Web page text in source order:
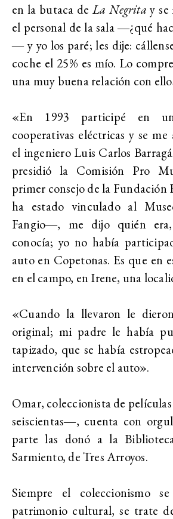
en la butaca deLa Negrita y
el personal de la sala ―¿qué
― y yo los paré; les dije:
coche el 25% es mío. Lo
una muy buena relación con
«En 1993 participé en
cooperativas eléctricas y se
el ingeniero Luis Carlos
presidió la Comisión Pro
primer consejo de la Fundación
ha estado vinculado al
Fangio―, me dijo quién
conocía; yo no había
auto en Copetonas. Es que en
en el campo, en Irene, una
«Cuando la llevaron le
original; mi padre le había
tapizado, que se había
intervención sobre el auto».
Omar, coleccionista de
seiscientas―, cuenta con
parte las donó a la
Sarmiento, de Tres Arroyos.
Siempre el coleccionismo
patrimonio cultural, se trate